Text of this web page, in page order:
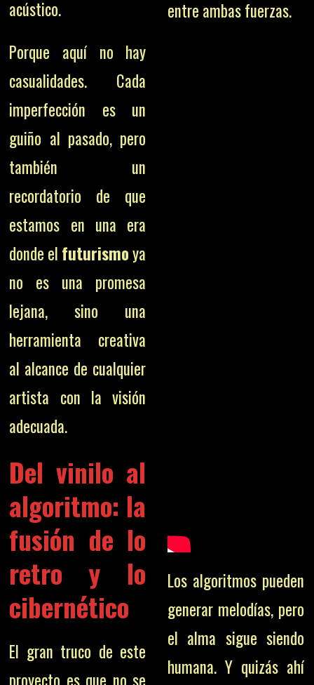
acústico.
Porque aquí no hay
casualidades. Cada
imperfección es un
guiño al pasado, pero
también un
recordatorio de que
estamos en una era
donde el futurismoya
no es una promesa
lejana, sino una
herramienta creativa
al alcance de cualquier
artista con la visión
adecuada.
Del vinilo al
algoritmo: la
fusión de lo
retro y lo
cibernético
El gran truco de este
proyecto es que no se
entre ambas fuerzas.
Los algoritmos pueden
generar melodías, pero
el alma sigue siendo
humana. Y quizás ahí